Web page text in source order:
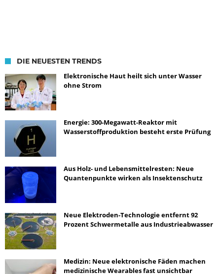
DIE NEUESTEN TRENDS
Elektronische Haut heilt sich unter Wasser
ohne Strom
Energie: 300-Megawatt-Reaktor mit
Wasserstoffproduktion besteht erste Prüfung
Aus Holz- und Lebensmittelresten: Neue
Quantenpunkte wirken als Insektenschutz
Neue Elektroden-Technologie entfernt 92
Prozent Schwermetalle aus Industrieabwasser
Medizin: Neue elektronische Fäden machen
medizinische Wearables fast unsichtbar